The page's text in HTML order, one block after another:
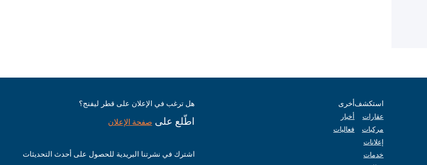
استكشف
عقارات
مركبات
إعلانات
خدمات
أخرى
أخبار
فعاليات
هل ترغب في الإعلان على قطر ليفنج؟
اطّلع على صفحة الإعلان
اشترك في نشرتنا البريدية للحصول على أحدث التحديثات